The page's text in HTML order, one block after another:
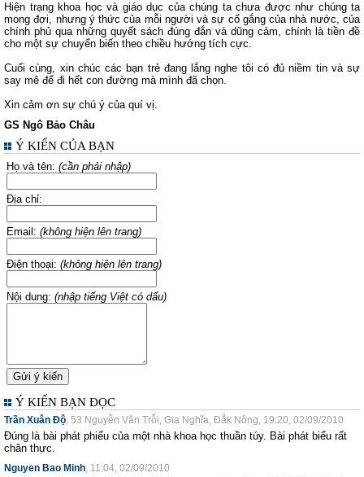
Hiện trạng khoa học và giáo dục của chúng ta chưa được như chúng ta
mong đợi, nhưng ý thức của mỗi người và sự cố gắng của nhà nước, của
chính phủ qua những quyết sách đúng đắn và dũng cảm, chính là tiền đề
cho một sự chuyển biến theo chiều hướng tích cực.
Cuối cùng, xin chúc các bạn trẻ đang lắng nghe tôi có đủ niềm tin và sự
say mê để đi hết con đường mà mình đã chọn.
Xin cảm ơn sự chú ý của quí vị.
GS Ngô Bảo Châu
Ý KIẾN CỦA BẠN
Họ và tên: (cần phải nhập)
Địa chỉ:
Email: (không hiện lên trang)
Điện thoại: (không hiện lên trang)
Nội dung: (nhập tiếng Việt có dấu)
Ý KIẾN BẠN ĐỌC
Trần Xuân Độ, 53 Nguyễn Văn Trỗi, Gia Nghĩa, Đắk Nông, 19:20, 02/09/2010
Đúng là bài phát phiểu của một nhà khoa học thuần túy. Bài phát biểu rất
chân thực.
Nguyen Bao Minh, 11:04, 02/09/2010